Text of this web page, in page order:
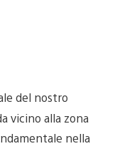
del nostro
vicino alla zona
nella